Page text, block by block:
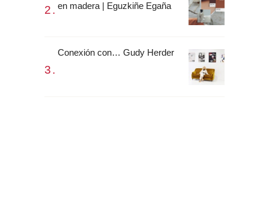
en madera | Eguzkiñe Egaña
Conexión con… Gudy Herder